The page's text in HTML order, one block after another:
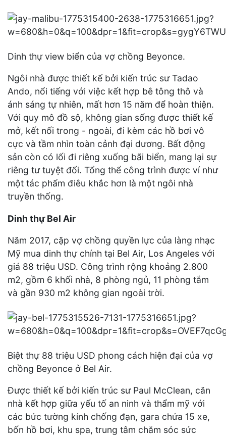
Dinh thự view biển của vợ chồng Beyonce.
Ngôi nhà được thiết kế bởi kiến trúc sư Tadao
Ando, nổi tiếng với việc kết hợp bê tông thô và
ánh sáng tự nhiên, mất hơn 15 năm để hoàn thiện.
Với quy mô đồ sộ, không gian sống được thiết kế
mở, kết nối trong - ngoài, đi kèm các hồ bơi vô
cực và tầm nhìn toàn cảnh đại dương. Bất động
sản còn có lối đi riêng xuống bãi biển, mang lại sự
riêng tư tuyệt đối. Tổng thể công trình được ví như
một tác phẩm điêu khắc hơn là một ngôi nhà
truyền thống.
Dinh thự Bel Air
Năm 2017, cặp vợ chồng quyền lực của làng nhạc
Mỹ mua dinh thự chính tại Bel Air, Los Angeles với
giá 88 triệu USD. Công trình rộng khoảng 2.800
m2, gồm 6 khối nhà, 8 phòng ngủ, 11 phòng tắm
và gần 930 m2 không gian ngoài trời.
Biệt thự 88 triệu USD phong cách hiện đại của vợ
chồng Beyonce ở Bel Air.
Được thiết kế bởi kiến trúc sư Paul McClean, căn
nhà kết hợp giữa yếu tố an ninh và thẩm mỹ với
các bức tường kính chống đạn, gara chứa 15 xe,
bốn hồ bơi, khu spa, trung tâm chăm sóc sức